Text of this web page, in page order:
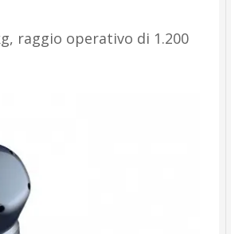
raggio operativo di 1.200